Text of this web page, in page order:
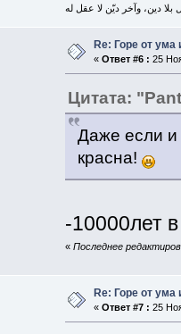
بلا دين، وآخر ديّن لا عقل له
Re: Горе от ума
« Ответ #6 : 25
Цитата:
Даже если и
красна!
-10000лет
« Последнее
Re: Горе от ума
« Ответ #7 : 25